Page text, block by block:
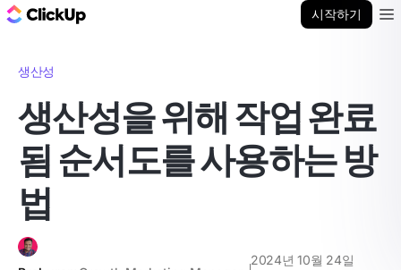
시작하기
생산성
생산성을 위해 작업 완료
됨 순서도를 사용하는 방
법
2024년 10월 24일